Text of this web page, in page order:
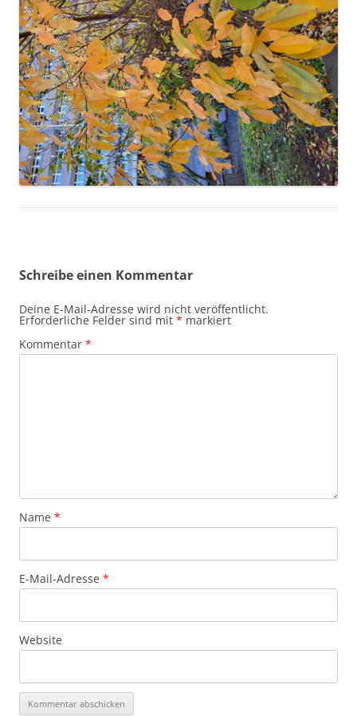
Schreibe einen Kommentar
Deine E-Mail-Adresse wird nicht veröffentlicht.
Erforderliche Felder sind mit * markiert
Kommentar *
Name *
E-Mail-Adresse *
Website